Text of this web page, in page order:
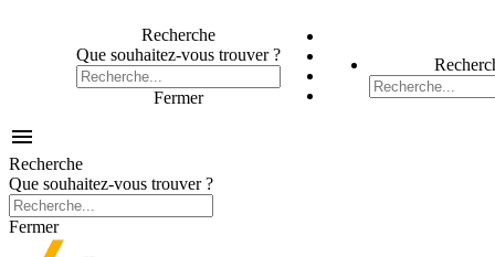
Recherche
Que souhaitez-vous trouver ?
Fermer

Recherche
Que souhaitez-vous trouver ?
Fermer